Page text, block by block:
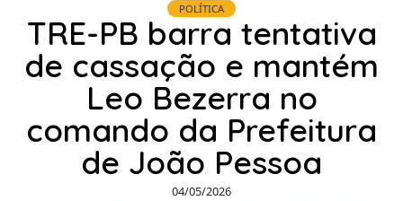
POLÍTICA
TRE-PB barra tentativa
de cassação e mantém
Leo Bezerra no
comando da Prefeitura
de João Pessoa
04/05/2026